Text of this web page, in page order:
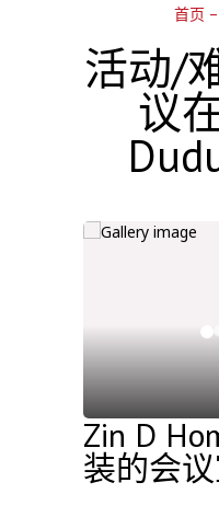
首页 –
活动/
议
Zin D
装的会